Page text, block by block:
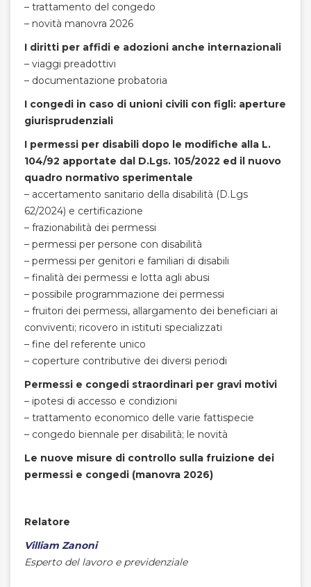
– trattamento del congedo
– novità manovra 2026
I diritti per affidi e adozioni anche internazionali
– viaggi preadottivi
– documentazione probatoria
I congedi in caso di unioni civili con figli: aperture
giurisprudenziali
I permessi per disabili dopo le modifiche alla L.
104/92 apportate dal D.Lgs. 105/2022 ed il nuovo
quadro normativo sperimentale
– accertamento sanitario della disabilità (D.Lgs
62/2024) e certificazione
– frazionabilità dei permessi
– permessi per persone con disabilità
– permessi per genitori e familiari di disabili
– finalità dei permessi e lotta agli abusi
– possibile programmazione dei permessi
– fruitori dei permessi, allargamento dei beneficiari ai
conviventi; ricovero in istituti specializzati
– fine del referente unico
– coperture contributive dei diversi periodi
Permessi e congedi straordinari per gravi motivi
– ipotesi di accesso e condizioni
– trattamento economico delle varie fattispecie
– congedo biennale per disabilità; le novità
Le nuove misure di controllo sulla fruizione dei
permessi e congedi (manovra 2026)
Relatore
Villiam Zanoni
Esperto del lavoro e previdenziale